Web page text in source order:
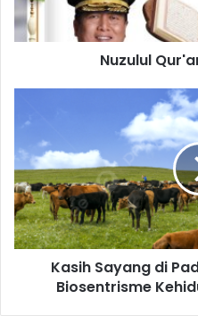
Nuzulul
Kasih Sayang di
Biosentrisme